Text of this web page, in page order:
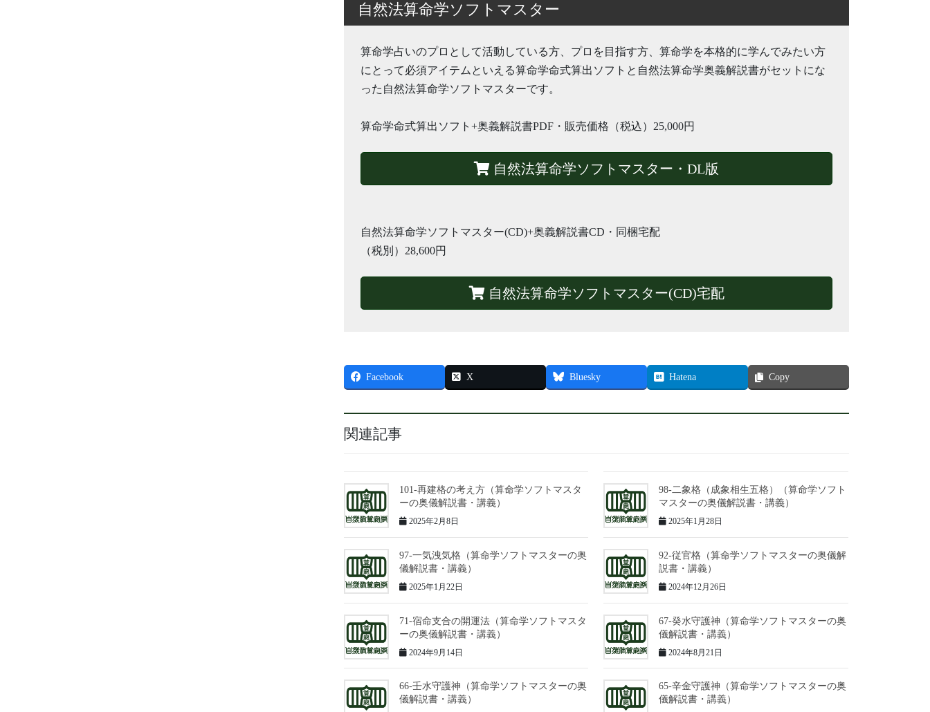
自然法算命学ソフトマスター
算命学占いのプロとして活動している方、プロを目指す方、算命学を本格的に学んでみたい方
にとって必須アイテムといえる算命学命式算出ソフトと自然法算命学奥義解説書がセットにな
った自然法算命学ソフトマスターです。
算命学命式算出ソフト+奥義解説書PDF・販売価格（税込）25,000円
自然法算命学ソフトマスター・DL版
自然法算命学ソフトマスター(CD)+奥義解説書CD・同梱宅配
（税別）28,600円
自然法算命学ソフトマスター(CD)宅配
Facebook X Bluesky Hatena Copy
関連記事
101-再建格の考え方（算命学ソフトマスタ
ーの奥儀解説書・講義）
2025年2月8日
98-二象格（成象相生五格）（算命学ソフト
マスターの奥儀解説書・講義）
2025年1月28日
97-一気洩気格（算命学ソフトマスターの奥
儀解説書・講義）
2025年1月22日
92-従官格（算命学ソフトマスターの奥儀解
説書・講義）
2024年12月26日
71-宿命支合の開運法（算命学ソフトマスタ
ーの奥儀解説書・講義）
2024年9月14日
67-癸水守護神（算命学ソフトマスターの奥
儀解説書・講義）
2024年8月21日
66-壬水守護神（算命学ソフトマスターの奥
儀解説書・講義）
65-辛金守護神（算命学ソフトマスターの奥
儀解説書・講義）